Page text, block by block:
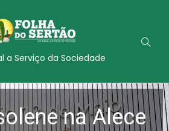
a Serviço da Sociedade
na Alece